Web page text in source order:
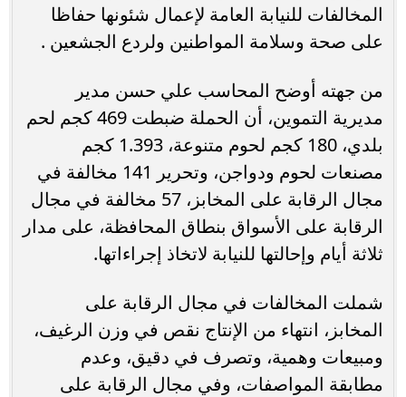
المخالفات للنيابة العامة لإعمال شئونها حفاظا
على صحة وسلامة المواطنين ولردع الجشعين .
من جهته أوضح المحاسب علي حسن مدير
مديرية التموين، أن الحملة ضبطت 469 كجم لحم
بلدي، 180 كجم لحوم متنوعة، 1.393 كجم
مصنعات لحوم ودواجن، وتحرير 141 مخالفة في
مجال الرقابة على المخابز، 57 مخالفة في مجال
الرقابة على الأسواق بنطاق المحافظة، على مدار
ثلاثة أيام وإحالتها للنيابة لاتخاذ إجراءاتها.
شملت المخالفات في مجال الرقابة على
المخابز، انتهاء من الإنتاج نقص في وزن الرغيف،
ومبيعات وهمية، وتصرف في دقيق، وعدم
مطابقة المواصفات، وفي مجال الرقابة على